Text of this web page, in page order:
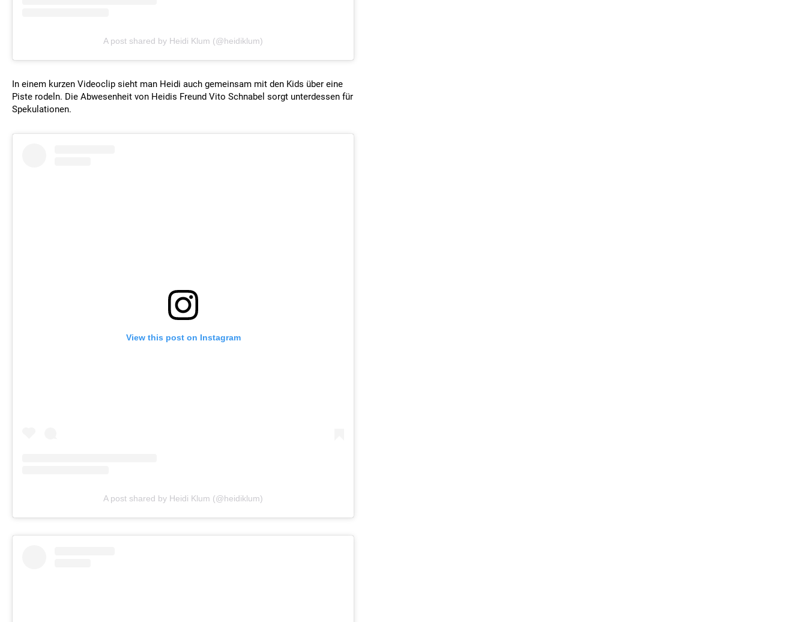
A post shared by Heidi Klum (@heidiklum)
In einem kurzen Videoclip sieht man Heidi auch gemeinsam mit den Kids über eine
Piste rodeln. Die Abwesenheit von Heidis Freund Vito Schnabel sorgt unterdessen für
Spekulationen.
View this post on Instagram
A post shared by Heidi Klum (@heidiklum)